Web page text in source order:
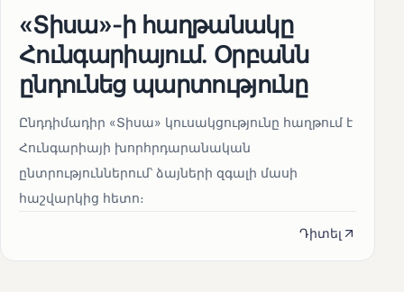
«Տիսա»-ի հաղթանակը
Հունգարիայում․ Օրբանն
ընդունեց պարտությունը
Ընդդիմադիր «Տիսա» կուսակցությունը հաղթում է
Հունգարիայի խորհրդարանական
ընտրություններում՝ ձայների զգալի մասի
հաշվարկից հետո։
Դիտել